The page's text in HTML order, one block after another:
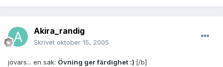
Akira_randig
Skrivet oktober 15, 2005
jovars... en sak: Övning ger färdighet :) [/b]